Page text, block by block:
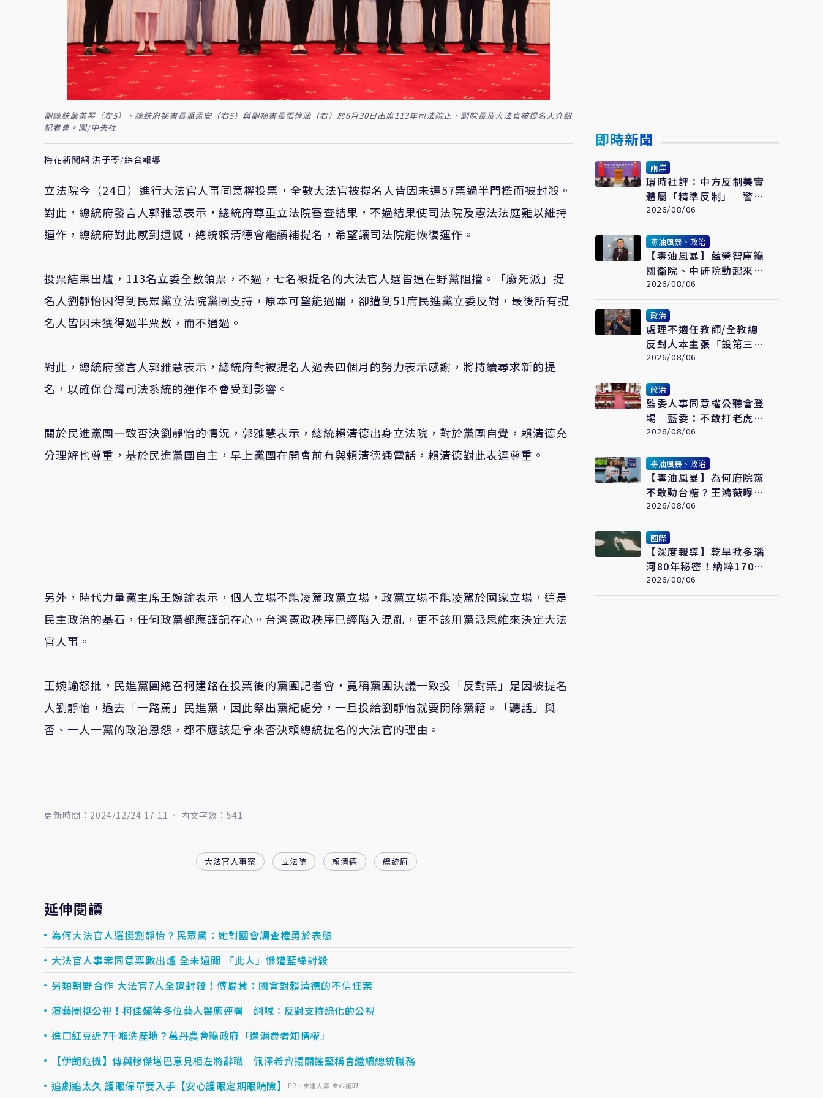
副總統蕭美琴（左5）、總統府祕書長潘孟安（右5）與副祕書長張惇涵（右）於8月30日出席113年司法院正、副院長及大法官被提名人介紹
記者會。圖/中央社
梅花新聞網 洪子苓/綜合報導
立法院今（24日）進行大法官人事同意權投票，全數大法官被提名人皆因未達57票過半門檻而被封殺。
對此，總統府發言人郭雅慧表示，總統府尊重立法院審查結果，不過結果使司法院及憲法法庭難以維持
運作，總統府對此感到遺憾，總統賴清德會繼續補提名，希望讓司法院能恢復運作。
投票結果出爐，113名立委全數領票，不過，七名被提名的大法官人選皆遭在野黨阻擋。「廢死派」提
名人劉靜怡因得到民眾黨立法院黨團支持，原本可望能過關，卻遭到51席民進黨立委反對，最後所有提
名人皆因未獲得過半票數，而不通過。
對此，總統府發言人郭雅慧表示，總統府對被提名人過去四個月的努力表示感謝，將持續尋求新的提
名，以確保台灣司法系統的運作不會受到影響。
關於民進黨團一致否決劉靜怡的情況，郭雅慧表示，總統賴清德出身立法院，對於黨團自覺，賴清德充
分理解也尊重，基於民進黨團自主，早上黨團在開會前有與賴清德通電話，賴清德對此表達尊重。
另外，時代力量黨主席王婉諭表示，個人立場不能凌駕政黨立場，政黨立場不能凌駕於國家立場，這是
民主政治的基石，任何政黨都應謹記在心。台灣憲政秩序已經陷入混亂，更不該用黨派思維來決定大法
官人事。
王婉諭怒批，民進黨團總召柯建銘在投票後的黨團記者會，竟稱黨團決議一致投「反對票」是因被提名
人劉靜怡，過去「一路罵」民進黨，因此祭出黨紀處分，一旦投給劉靜怡就要開除黨籍。「聽話」與
否、一人一黨的政治恩怨，都不應該是拿來否決賴總統提名的大法官的理由。
更新時間：2024/12/24 17:11 內文字數：541
大法官人事案 立法院 賴清德 總統府
延伸閱讀
為何大法官人選挺劉靜怡？民眾黨：她對國會調查權勇於表態
大法官人事案同意票數出爐 全未過關 「此人」慘遭藍綠封殺
另類朝野合作 大法官7人全遭封殺！傅崐萁：國會對賴清德的不信任案
演藝圈挺公視！柯佳嬿等多位藝人響應連署 網喊：反對支持綠化的公視
進口紅豆近7千噸洗產地？萬丹農會籲政府「還消費者知情權」
【伊朗危機】傳與穆傑塔巴意見相左將辭職 佩澤希齊揚闢謠堅稱會繼續總統職務
追劇追太久 護眼保單要入手【安心護眼定期眼睛險】
PR・安達人壽 安心護眼
即時新聞
兩岸
環時社評：中方反制美實
體屬「精準反制」 警告
美若持續制裁北京將採更
強措施
2026/08/06
毒油風暴、政治
【毒油風暴】藍營智庫籲
國衛院、中研院動起來
建立健康追蹤機制
2026/08/06
政治
處理不適任教師/全教總
反對人本主張「設第三方
機構」 盼廢校事會議、
案件分流
2026/08/06
政治
監委人事同意權公聽會登
場 藍委：不敢打老虎還
需浪費民脂民膏嗎
2026/08/06
毒油風暴、政治
【毒油風暴】為何府院黨
不敢動台糖？王鴻薇曝董
事結構：根本綠糖
2026/08/06
國際
【深度報導】乾旱掀多瑙
河80年秘密！納粹170艘
沉船重見天日 塞爾維亞
砸數億清障救航運命脈
2026/08/06